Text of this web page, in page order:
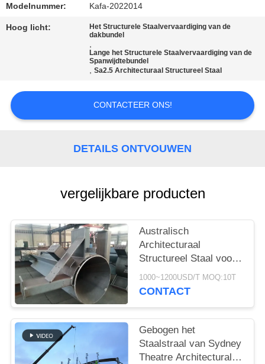
NEEM
CONTACT
OP
NIEUWS
SITEMAP
PRIVACYBELEID
Modelnummer: Kafa-2022014
Hoog licht:
Het Structurele Staalvervaardiging van de
dakbundel
,
Lange het Structurele Staalvervaardiging van de
Spanwijdtebundel
,Sa2.5 Architecturaal Structureel Staal
CONTACTEER ONS!
DETAILS ONTVOUWEN
vergelijkbare producten
Australisch
Architecturaal
Structureel Staal voor
de
Moskeevervaardiging
1000~1200USD/T MOQ:10T
CONTACT
Gebogen het
Staalstraal van Sydney
Theatre Architectural